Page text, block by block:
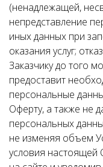
(ненадлежащей,
непредставление
иных данных при
оказания услуг;
Заказчику до того
предоставит
персональные
Оферту, а также не
персональных
не изменяя объем
условия настоящей